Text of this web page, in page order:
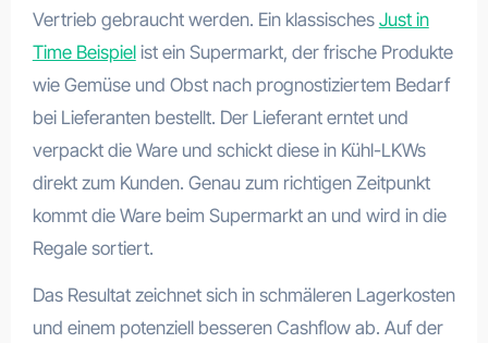
Vertrieb gebraucht werden. Ein klassisches Just in
Time Beispielist ein Supermarkt, der frische Produkte
wie Gemüse und Obst nach prognostiziertem Bedarf
bei Lieferanten bestellt. Der Lieferant erntet und
verpackt die Ware und schickt diese in Kühl-LKWs
direkt zum Kunden. Genau zum richtigen Zeitpunkt
kommt die Ware beim Supermarkt an und wird in die
Regale sortiert.
Das Resultat zeichnet sich in schmäleren Lagerkosten
und einem potenziell besseren Cashflow ab. Auf der